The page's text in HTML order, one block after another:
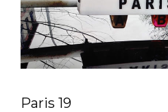
Paris 19